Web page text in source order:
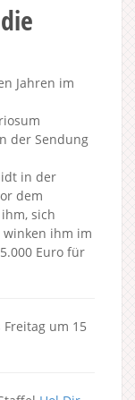
Jahren im
der Sendung
in der
dem
sich
winken ihm im
Euro für
um 15